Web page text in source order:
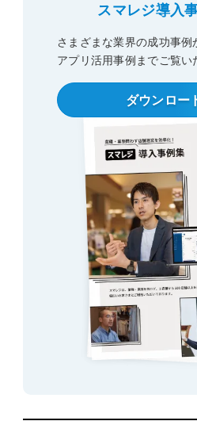
スマレジ導入
さまざまな業界の成功事例
アプリ活用事例 までご覧い
ダウンロー